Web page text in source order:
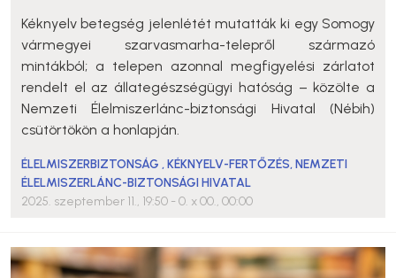
Kéknyelv betegség jelenlétét mutatták ki egy Somogy
vármegyei szarvasmarha-telepről származó
mintákból; a telepen azonnal megfigyelési zárlatot
rendelt el az állategészségügyi hatóság – közölte a
Nemzeti Élelmiszerlánc-biztonsági Hivatal (Nébih)
csütörtökön a honlapján.
ÉLELMISZERBIZTONSÁG ,KÉKNYELV-FERTŐZÉS,NEMZETI
ÉLELMISZERLÁNC-BIZTONSÁGI HIVATAL
2025. szeptember 11., 19:50 - 0. x 00., 00:00